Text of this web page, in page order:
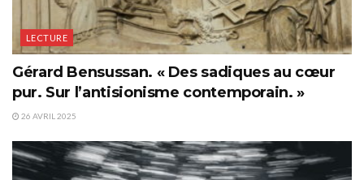
LECTURE
Gérard Bensussan. « Des sadiques au cœur
pur. Sur l’antisionisme contemporain. »
26 AVRIL 2025